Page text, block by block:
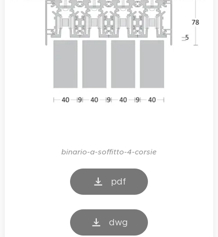
binario-a-soffitto-4-corsie
pdf
dwg